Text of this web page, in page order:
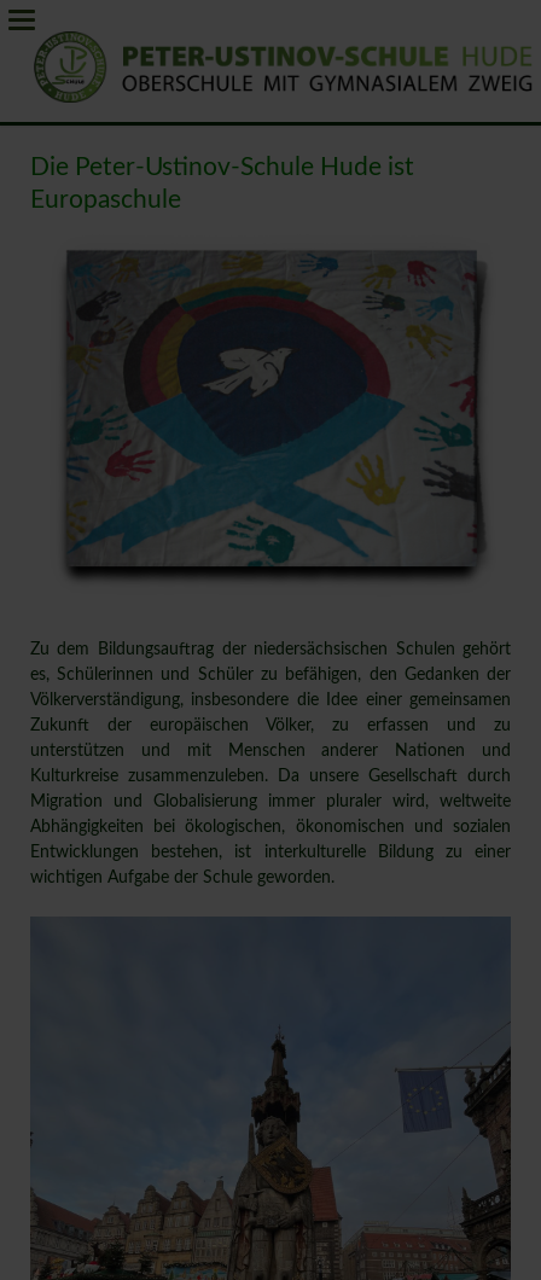
Die Peter-Ustinov-Schule Hude ist
Europaschule
Zu dem Bildungsauftrag der niedersächsischen Schulen gehört
es, Schülerinnen und Schüler zu befähigen, den Gedanken der
Völkerverständigung, insbesondere die Idee einer gemeinsamen
Zukunft der europäischen Völker, zu erfassen und zu
unterstützen und mit Menschen anderer Nationen und
Kulturkreise zusammenzuleben. Da unsere Gesellschaft durch
Migration und Globalisierung immer pluraler wird, weltweite
Abhängigkeiten bei ökologischen, ökonomischen und sozialen
Entwicklungen bestehen, ist interkulturelle Bildung zu einer
wichtigen Aufgabe der Schule geworden.